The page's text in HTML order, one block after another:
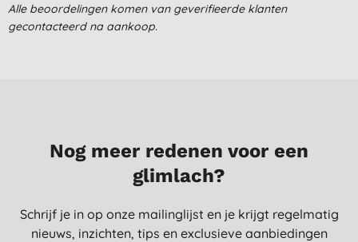
T. I., Amsterdam
4-5-2016
Alle beoordelingen komen van geverifieerde klanten
gecontacteerd na aankoop.
Nog meer redenen voor een
glimlach?
Schrijf je in op onze mailinglijst en je krijgt regelmatig
nieuws, inzichten, tips en exclusieve aanbiedingen